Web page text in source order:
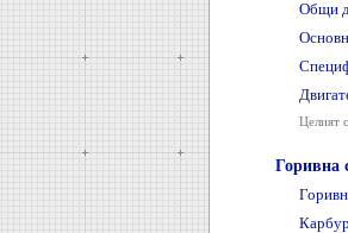
Общи
Целият
Горивна